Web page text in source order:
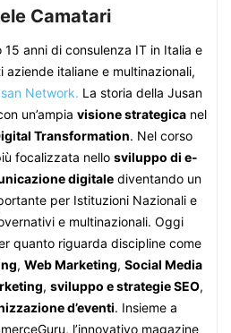
Camatari
anni di consulenza IT in Italia e
aziende italiane e multinazionali,
Network. La storia della Jusan
un’ampia visione strategica nel
Transformation. Nel corso
focalizzata nello sviluppo di e-
digitalediventando un
per Istituzioni Nazionali e
e multinazionali. Oggi
quanto riguarda discipline come
, Web Marketing, Social Media
, sviluppo e strategie SEO,
d’eventi. Insieme a
l’innovativo magazine